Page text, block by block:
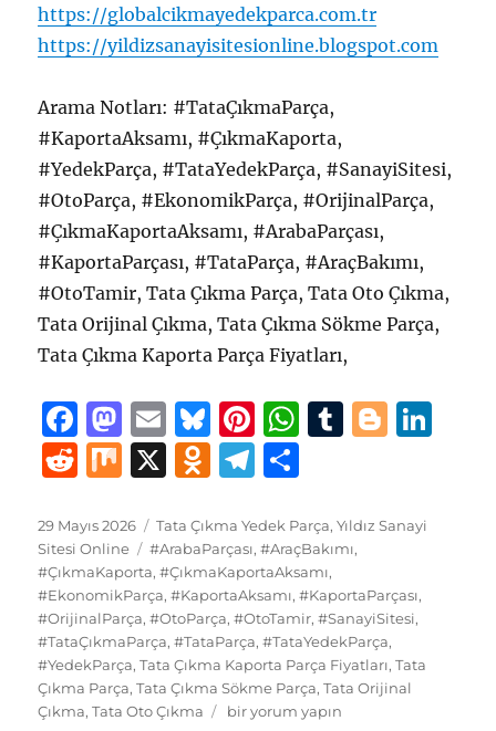
https://globalcikmayedekparca.com.tr
https://yildizsanayisitesionline.blogspot.com
Arama Notları: #TataÇıkmaParça,
#KaportaAksamı, #ÇıkmaKaporta,
#YedekParça, #TataYedekParça, #SanayiSitesi,
#OtoParça, #EkonomikParça, #OrijinalParça,
#ÇıkmaKaportaAksamı, #ArabaParçası,
#KaportaParçası, #TataParça, #AraçBakımı,
#OtoTamir, Tata Çıkma Parça, Tata Oto Çıkma,
Tata Orijinal Çıkma, Tata Çıkma Sökme Parça,
Tata Çıkma Kaporta Parça Fiyatları,
F
a
c
e
b
o
o
k
M
a
st
o
d
o
n
E
m
ai
l
B
lu
e
s
k
y
Pi
n
te
re
st
W
s
A
p
p
T
bl
r
B
g
R
d
di
t
M X
O
n
o
kl
a
ss
ni
T
e
g
r
a
m
a
re
Yayın
tarihi
29 Mayıs 2026 Kategoriler
Tata Çıkma Yedek Parça,Yıldız Sanayi
Sitesi Online
Etiketler
#ArabaParçası,#AraçBakımı,
#ÇıkmaKaporta,#ÇıkmaKaportaAksamı,
#EkonomikParça,#KaportaAksamı,#KaportaParçası,
#OrijinalParça,#OtoParça,#OtoTamir,#SanayiSitesi,
#TataÇıkmaParça,#TataParça,#TataYedekParça,
#YedekParça,Tata Çıkma Kaporta Parça Fiyatları,Tata
Çıkma Parça,Tata Çıkma Sökme Parça,Tata Orijinal
Çıkma,Tata Oto Çıkma
Tata
bir yorum yapın